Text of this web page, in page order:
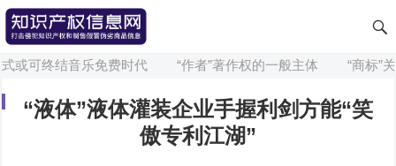
终结音乐免费时代 “作者”著作权的一般主体 “商标”关
“液体”液体灌装企业手握利剑方能“笑
傲专利江湖”